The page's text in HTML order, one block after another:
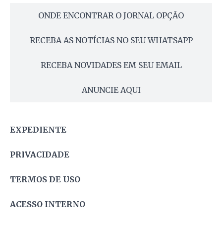
ONDE ENCONTRAR O JORNAL OPÇÃO
RECEBA AS NOTÍCIAS NO SEU WHATSAPP
RECEBA NOVIDADES EM SEU EMAIL
ANUNCIE AQUI
EXPEDIENTE
PRIVACIDADE
TERMOS DE USO
ACESSO INTERNO